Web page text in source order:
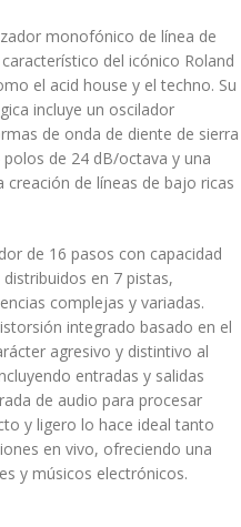
monofónico de línea de
del icónico Roland
el acid house y el techno. Su
incluye un oscilador
de onda de diente de sierra
de 24 dB/octava y una
de líneas de bajo ricas
de 16 pasos con capacidad
en 7 pistas,
complejas y variadas.
integrado basado en el
agresivo y distintivo al
entradas y salidas
de audio para procesar
y ligero lo hace ideal tanto
en vivo, ofreciendo una
y músicos electrónicos.